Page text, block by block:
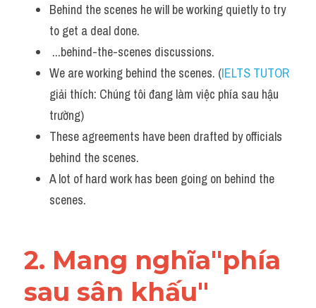
Behind the scenes he will be working quietly to try
to get a deal done.
...behind-the-scenes discussions.
We are working behind the scenes. (IELTS TUTOR
giải thích: Chúng tôi đang làm việc phía sau hậu
trường)
These agreements have been drafted by officials
behind the scenes.
A lot of hard work has been going on behind the
scenes.
2. Mang nghĩa"phía
sau sân khấu"